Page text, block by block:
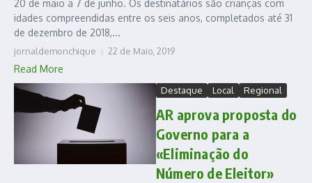
20 de maio a 7 de junho. Os destinatários são crianças com
idades compreendidas entre os seis anos, completados até 31
de dezembro de 2018,...
jornaldemonchique 22 de Maio, 2019
Read More
Destaque Local Regional
AR aprova proposta do
Governo para a
«Eliminação do
Número de Eleitor»